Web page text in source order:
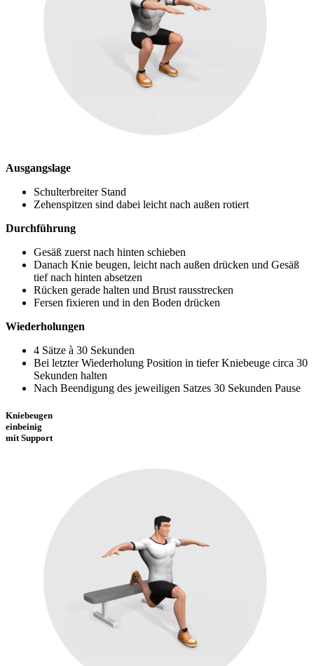
Ausgangslage
Schulterbreiter Stand
Zehenspitzen sind dabei leicht nach außen rotiert
Durchführung
Gesäß zuerst nach hinten schieben
Danach Knie beugen, leicht nach außen drücken und Gesäß
tief nach hinten absetzen
Rücken gerade halten und Brust rausstrecken
Fersen fixieren und in den Boden drücken
Wiederholungen
4 Sätze à 30 Sekunden
Bei letzter Wiederholung Position in tiefer Kniebeuge circa 30
Sekunden halten
Nach Beendigung des jeweiligen Satzes 30 Sekunden Pause
Kniebeugen
einbeinig
mit Support